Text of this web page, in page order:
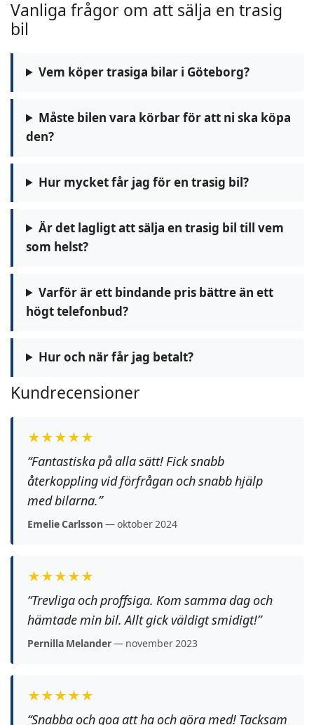
Vanliga frågor om att sälja en trasig
bil
Vem köper trasiga bilar i Göteborg?
Måste bilen vara körbar för att ni ska köpa
den?
Hur mycket får jag för en trasig bil?
Är det lagligt att sälja en trasig bil till vem
som helst?
Varför är ett bindande pris bättre än ett
högt telefonbud?
Hur och när får jag betalt?
Kundrecensioner
★★★★★
“Fantastiska på alla sätt! Fick snabb
återkoppling vid förfrågan och snabb hjälp
med bilarna.”
Emelie Carlsson— oktober 2024
★★★★★
“Trevliga och proffsiga. Kom samma dag och
hämtade min bil. Allt gick väldigt smidigt!”
Pernilla Melander— november 2023
★★★★★
“Snabba och goa att ha och göra med! Tacksam